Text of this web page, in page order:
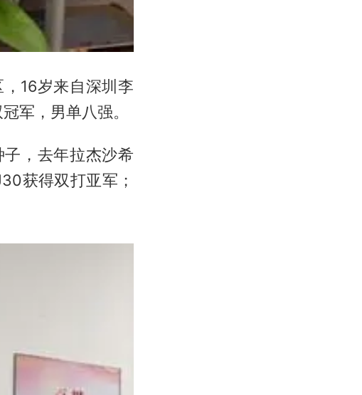
16岁来自深圳李
军，男单八强。
，去年拉杰沙希
获得双打亚军；